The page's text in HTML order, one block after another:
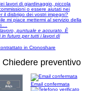
lavori di giardinaggio, piccola
o essere aiutati nei
il disbrigo dei vostri impegni?
mi piace mettermi al servizio della
puntuale e accurato. È
in futuro per tutti i lavori di
in Cronoshare
Chiedere preventivo
Email confermata